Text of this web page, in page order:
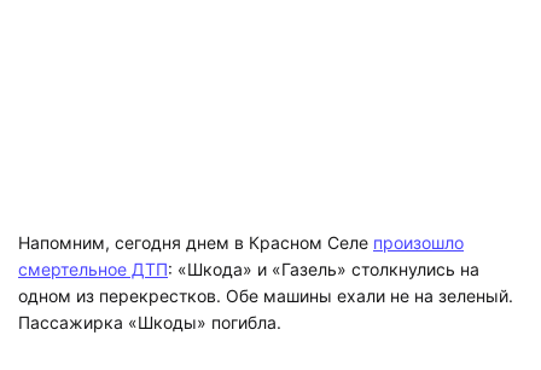
Напомним, сегодня днем в Красном Селе произошло
смертельное ДТП: «Шкода» и «Газель» столкнулись на
одном из перекрестков. Обе машины ехали не на зеленый.
Пассажирка «Шкоды» погибла.